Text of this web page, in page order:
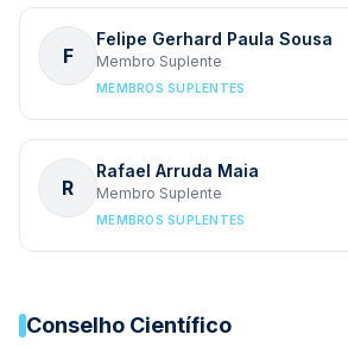
F
Felipe Gerhard Paula Sousa
Membro Suplente
MEMBROS SUPLENTES
R
Rafael Arruda Maia
Membro Suplente
MEMBROS SUPLENTES
Conselho Científico